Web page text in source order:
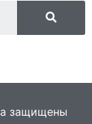
защищены